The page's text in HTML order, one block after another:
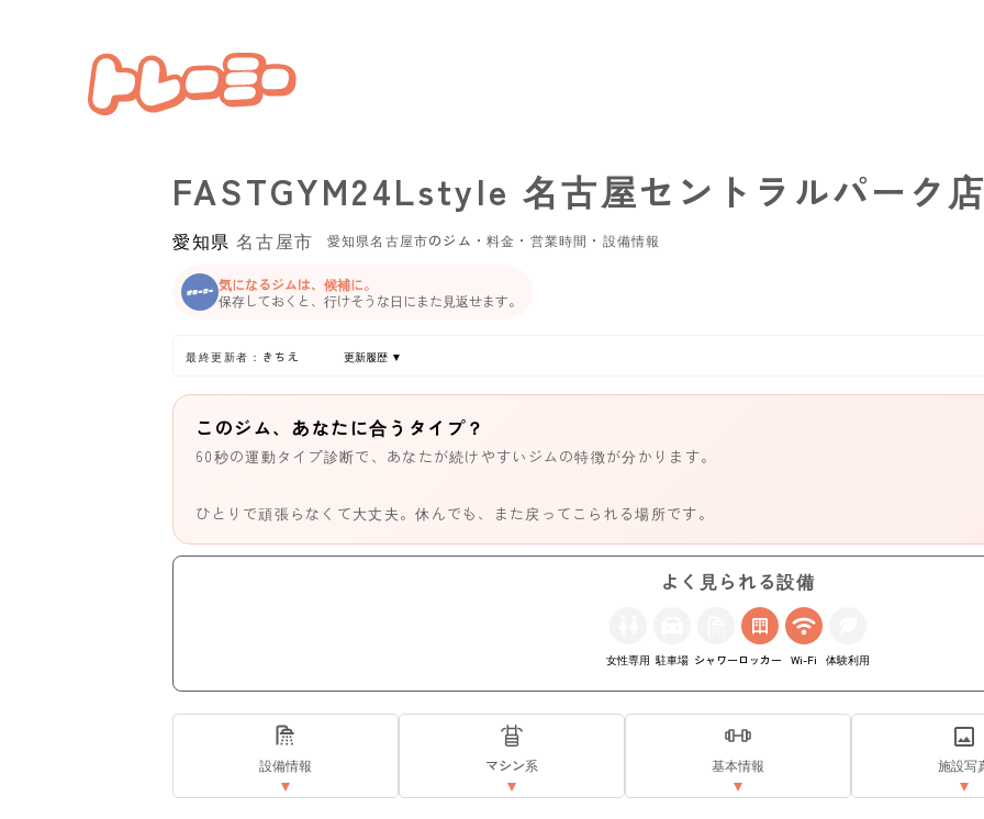
FASTGYM24Lstyle 名古屋セントラルパーク
愛知県 名古屋市 愛知県名古屋市のジム・料金・営業時間・設備情報
気になるジムは、候補に。
保存しておくと、行けそうな日にまた見返せます。
最終更新者：きちえ 更新履歴 ▼
このジム、あなたに合うタイプ？
60秒の運動タイプ診断で、あなたが続けやすいジムの特徴が分かります。
ひとりで頑張らなくて大丈夫。休んでも、また戻ってこられる場所です。
よく見られる設備
女性専用 駐車場 シャワー ロッカー Wi-Fi 体験利用
設備情報 マシン系 基本情報 施設写